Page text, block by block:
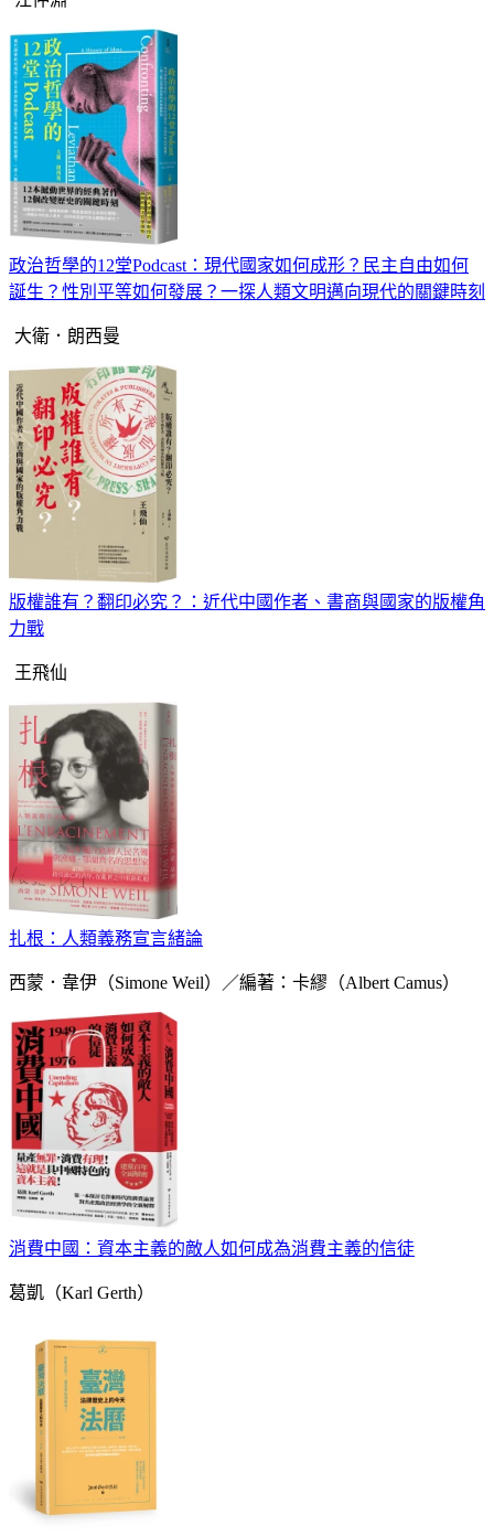
政治哲學的12堂Podcast：現代國家如何成形？民主自由如何
誕生？性別平等如何發展？一探人類文明邁向現代的關鍵時刻
大衛．朗西曼
版權誰有？翻印必究？：近代中國作者、書商與國家的版權角
力戰
王飛仙
扎根：人類義務宣言緒論
西蒙．韋伊（Simone Weil）／編著：卡繆（Albert Camus）
消費中國：資本主義的敵人如何成為消費主義的信徒
葛凱（Karl Gerth）